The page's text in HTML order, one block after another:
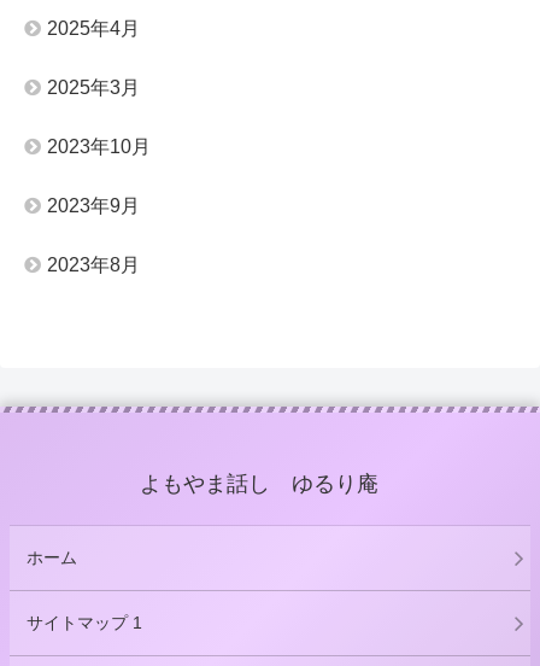
2025年4月
2025年3月
2023年10月
2023年9月
2023年8月
よもやま話し ゆるり庵
ホーム
サイトマップ 1